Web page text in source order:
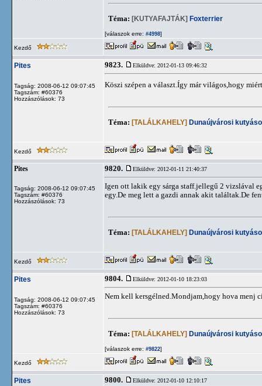
Téma: [KUTYAFAJTÁK] Foxterrier
[válaszok erre: #4998]
Kezdő
Pites
Tagság: 2008-06-12 09:07:45
Tagszám: #60376
Hozzászólások: 73
9823. Elküldve: 2012-01-13 09:46:32
Köszi szépen a választ.Így már világos,hogy
Téma: [TALÁLKAHELY] Dunaújvárosi
Kezdő
Pites
Tagság: 2008-06-12 09:07:45
Tagszám: #60376
Hozzászólások: 73
9820. Elküldve: 2012-01-11 21:40:37
Igen ott lakik egy sárga staff.jellegű 2 vizslával
egy.De meg lett a gazdi annak akit találtak.De
Téma: [TALÁLKAHELY] Dunaújvárosi
Kezdő
Pites
Tagság: 2008-06-12 09:07:45
Tagszám: #60376
Hozzászólások: 73
9804. Elküldve: 2012-01-10 18:23:03
Nem kell kersgélned.Mondjam,hogy hova menj
Téma: [TALÁLKAHELY] Dunaújvárosi
[válaszok erre: #9822]
Kezdő
Pites 9800. Elküldve: 2012-01-10 12:10:17